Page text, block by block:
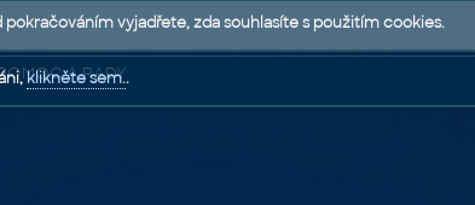
A RADY
vyjadřete, zda souhlasíte s použitím cookies.
klikněte sem..